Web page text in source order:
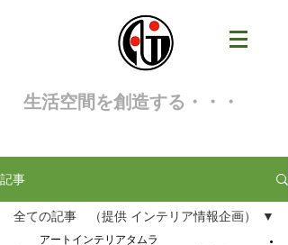
生活空間を創造する・・・
記事
全ての記事 （提供 インテリア情報企画）
アートインテリアタムラ